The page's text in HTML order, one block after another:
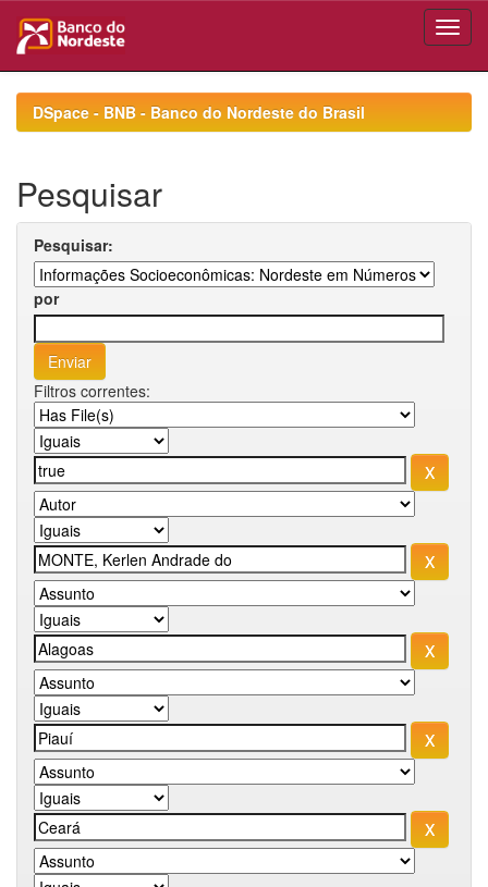
navigationDSpace - BNB - Banco do Nordeste do Brasil
Pesquisar
Pesquisar:
por
Filtros correntes: